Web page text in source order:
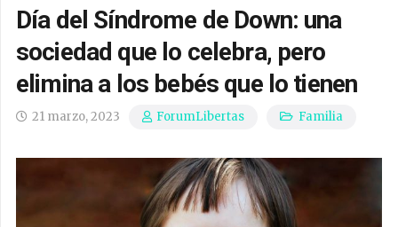
Día del Síndrome de Down: una
sociedad que lo celebra, pero
elimina a los bebés que lo tienen
21 marzo, 2023 ForumLibertas Familia